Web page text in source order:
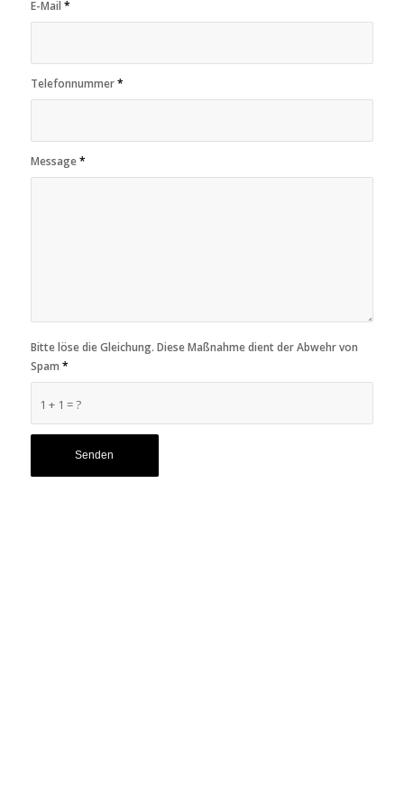
E-Mail *
Telefonnummer*
Message*
1 + 1 = ?
Bitte löse die Gleichung. Diese Maßnahme dient der Abwehr von
Spam *